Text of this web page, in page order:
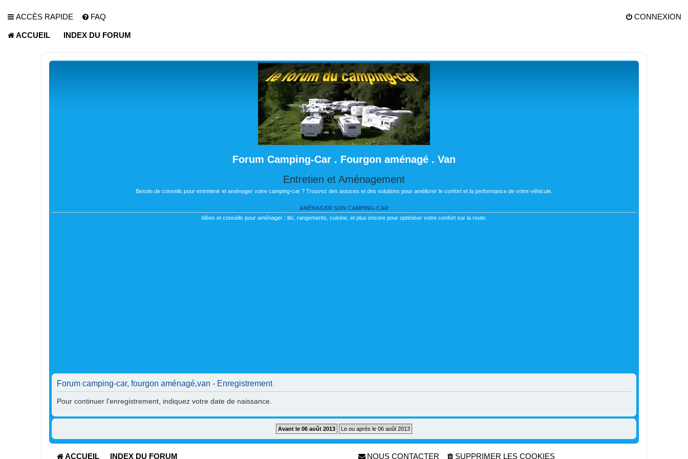
ACCÈS RAPIDE FAQ CONNEXION
ACCUEIL INDEX DU FORUM
Forum Camping-Car . Fourgon aménagé . Van
Entretien et Aménagement
Besoin de conseils pour entretenir et aménager votre camping-car ? Trouvez des astuces et des solutions pour améliorer le confort et la performance de votre véhicule.
AMÉNAGER SON CAMPING-CAR
Idées et conseils pour aménager : lits, rangements, cuisine, et plus encore pour optimiser votre confort sur la route.
Forum camping-car, fourgon aménagé,van - Enregistrement
Pour continuer l’enregistrement, indiquez votre date de naissance.
ACCUEIL INDEX DU FORUM SUPPRIMER LES COOKIES
NOUS CONTACTER